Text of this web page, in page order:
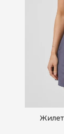
Жилет